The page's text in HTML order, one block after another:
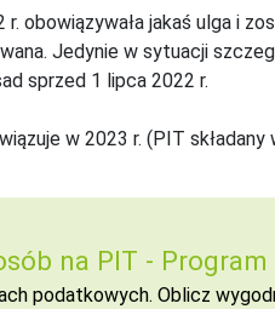
obowiązywała jakaś ulga i
Jedynie w sytuacji
sprzed 1 lipca 2022 r.
w 2023 r. (PIT składany
na PIT -
podatkowych. Oblicz